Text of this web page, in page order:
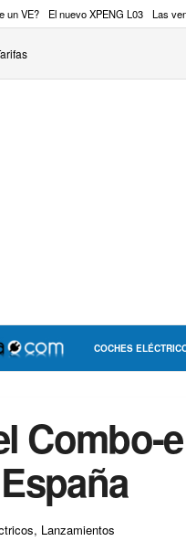
un VE? El nuevo XPENG L03 Las
COCHES
Combo-
, Lanzamientos